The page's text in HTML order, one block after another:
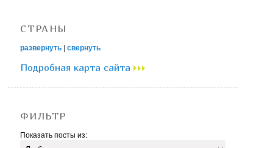
СТРАНЫ
развернуть |свернуть
Подробная карта сайта
ФИЛЬТР
Показать посты из: